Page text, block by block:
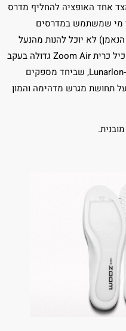
אחד האופציה להחליף מדרס
מי שמשתמש במדרסים
לא יוכל להנות מהנעל
כלל. בקובי 11 מצורף מדרס פנימי המכיל כרית Zoom Air גדולה בעקב
הנעל בעוד יתר המדרס עשוי מספוג ה-Lunarlon, שביחד מספקים
תחושת מגרש מדהימה והמון